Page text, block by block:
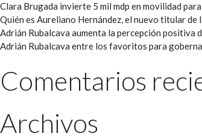
Clara Brugada invierte 5 mil mdp en movilidad
Quién es Aureliano Hernández, el nuevo titular
Adrián Rubalcava aumenta la percepción positiva
Adrián Rubalcava entre los favoritos para
Comentarios
Archivos